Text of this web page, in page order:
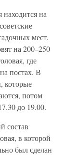
на
мест.
на 200–250
где
постах. В
которые
потом
до 19.00.
состав
в которой
был сделан